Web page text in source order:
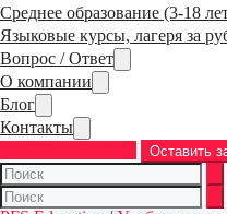
Среднее образование (3-18
Языковые курсы, лагеря за
Вопрос / Ответ
О компании
Блог
Контакты
Оставить